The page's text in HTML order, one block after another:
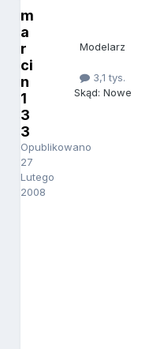
m
a
r
ci
n
1
3
3
Opublikowano
27
Lutego
2008
Modelarz
3,1 tys.
Skąd: Nowe